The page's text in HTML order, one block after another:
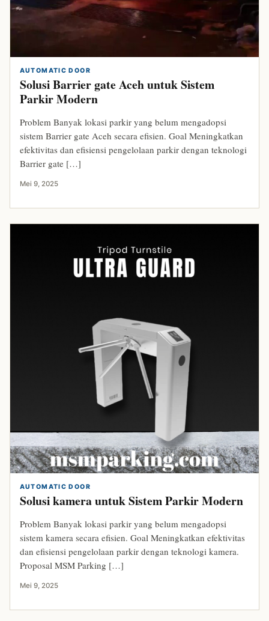
AUTOMATIC DOOR
Solusi Barrier gate Aceh untuk Sistem
Parkir Modern
Problem Banyak lokasi parkir yang belum mengadopsi
sistem Barrier gate Aceh secara efisien. Goal Meningkatkan
efektivitas dan efisiensi pengelolaan parkir dengan teknologi
Barrier gate […]
Mei 9, 2025
AUTOMATIC DOOR
Solusi kamera untuk Sistem Parkir Modern
Problem Banyak lokasi parkir yang belum mengadopsi
sistem kamera secara efisien. Goal Meningkatkan efektivitas
dan efisiensi pengelolaan parkir dengan teknologi kamera.
Proposal MSM Parking […]
Mei 9, 2025